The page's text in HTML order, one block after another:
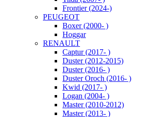
Frontier (2024-)
PEUGEOT
Boxer (2000- )
Hoggar
RENAULT
Captur (2017- )
Duster (2012-2015)
Duster (2016- )
Duster Oroch (2016- )
Kwid (2017- )
Logan (2004- )
Master (2010-2012)
Master (2013- )